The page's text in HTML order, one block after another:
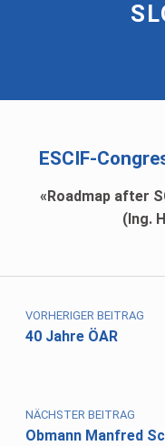
ESCIF-
«Roadmap after
(Ing.
Beitragsnavigation
VORHERIGER BEITRAG
40 Jahre ÖAR
NÄCHSTER BEITRAG
Obmann Manfred